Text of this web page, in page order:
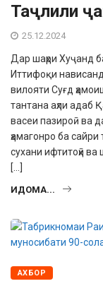
Таҷлили
25.12.2024
Дар шаҳри Хуҷанд
Иттифоқи
вилояти Суғд
тантана аҳли адаб
васеи пазироӣ ва
ҳамагонро ба
сухани ифтитоҳӣ
[…]
ИДОМА...
АХБОР